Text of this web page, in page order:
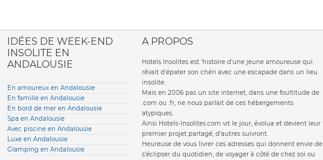
IDÉES DE WEEK-END
INSOLITE EN
ANDALOUSIE
En amoureux en Andalousie
En famille en Andalousie
En bord de mer en Andalousie
Spa en Andalousie
Avec piscine en Andalousie
Luxe en Andalousie
Glamping en Andalousie
A PROPOS
Hotels Insolites est 'histoire d'une jeune amoureuse qui
rêvait d'épater son chéri avec une escapade dans un lieu
insolite.
Mais en 2006 pas un site internet, dans une foultitude de
.com ou .fr, ne nous parlait de ces hébergements
atypiques.
Ainsi Hotels-Insolites.com vit le jour, évolua et devient leur
premier projet partagé, d'autres suivront.
Heureuse de vous livrer ces adresses qui donnent envie de
s'éclipser du quotidien, de voyager à côté de chez soi ou